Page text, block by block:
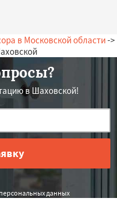
в Московской области->
в Шаховской!
данных